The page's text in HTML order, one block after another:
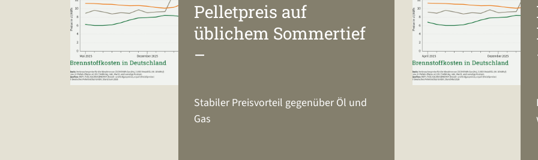
Pelletpreis auf
üblichem Sommertief
–
Stabiler Preisvorteil gegenüber Öl und
Gas